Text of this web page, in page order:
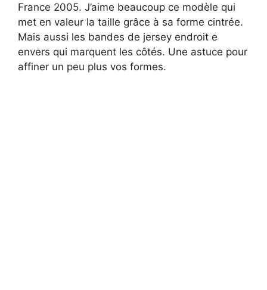
France 2005. J’aime beaucoup ce modèle qui
met en valeur la taille grâce à sa forme cintrée.
Mais aussi les bandes de jersey endroit e
envers qui marquent les côtés. Une astuce pour
affiner un peu plus vos formes.